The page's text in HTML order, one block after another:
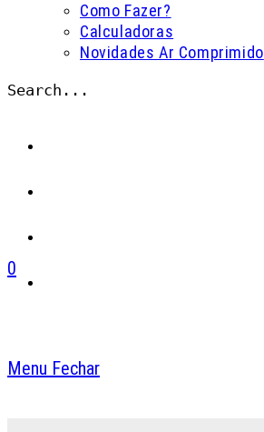
Como Fazer?
Calculadoras
Novidades Ar Comprimido
Search...
0
Menu Fechar